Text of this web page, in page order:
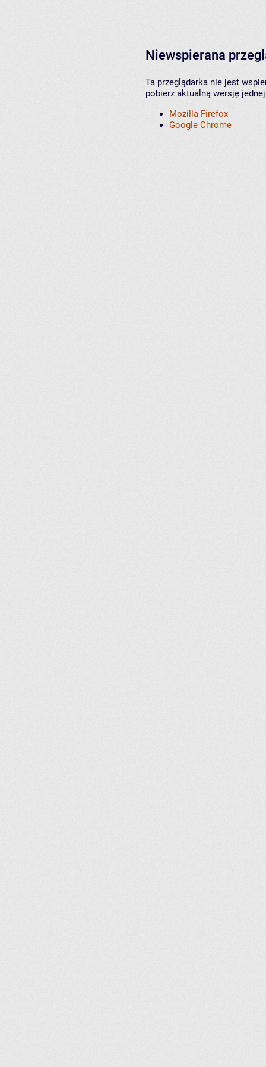
Niewspierana
Ta przeglądarka nie jest
pobierz aktualną wersję
Mozilla Firefox
Google Chrome